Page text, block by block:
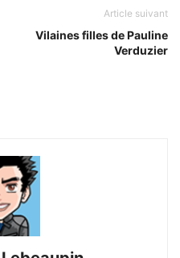
Article suivant
Vilaines filles de Pauline
Verduzier